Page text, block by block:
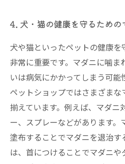
4. 犬・猫の健康を守るための
犬や猫といったペットの健康
非常に重要です。マダニに噛ま
いは病気にかかってしまう可能
ペットショップではさまざまな
揃えています。例えば、マダニ
ー、スプレーなどがあります。
塗布することでマダニを退治
は、首につけることでマダニ